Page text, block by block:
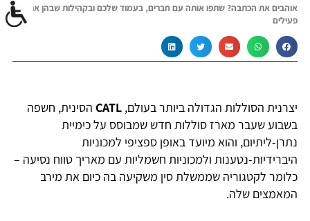
אוהבים את הכתבה? שתפו אותה עם חברים, בעמוד שלכם ובקהילות שבהן אתם
פעילים
יצרנית הסוללות הגדולה ביותר בעולם, CATL הסינית, חשפה
בשבוע שעבר מארז סוללות חדש שמבוסס על כימיית
נתרן-ליתיום, והוא מיועד באופן ספציפי למכוניות
היברידיות-נטענות ולמכוניות חשמליות עם מאריך טווח נסיעה –
כלומר לקטגוריה שממשלת סין משקיעה בה כיום את מירב
המאמצים שלה.